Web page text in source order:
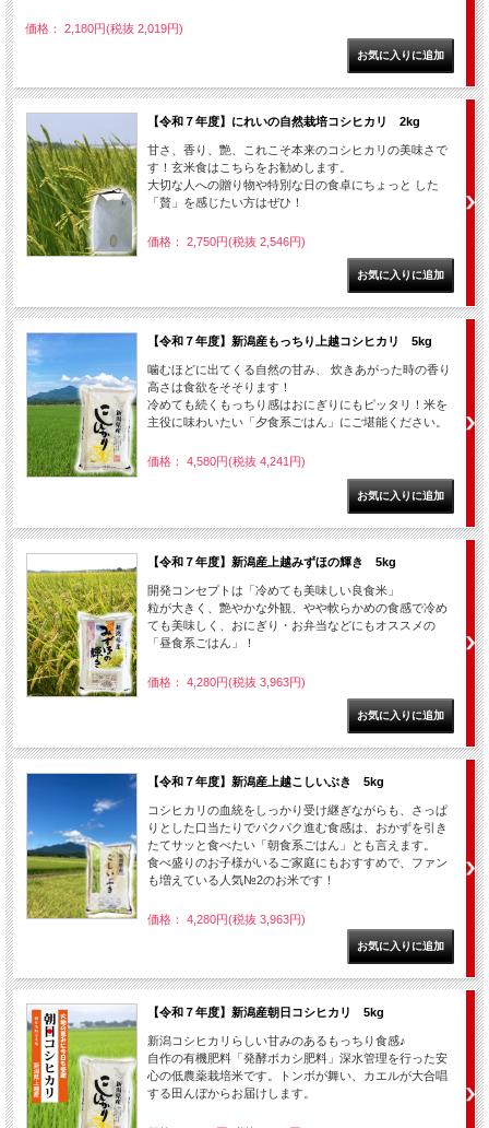
価格： 2,180円(税抜 2,019円)
【令和７年度】にれいの自然栽培コシヒカリ 2kg
甘さ、香り、艶、これこそ本来のコシヒカリの美味さで
す！玄米食はこちらをお勧めします。
大切な人への贈り物や特別な日の食卓にちょっと した
「贅」を感じたい方はぜひ！
価格： 2,750円(税抜 2,546円)
【令和７年度】新潟産もっちり上越コシヒカリ 5kg
噛むほどに出てくる自然の甘み、 炊きあがった時の香り
高さは食欲をそそります！
冷めても続くもっちり感はおにぎりにもピッタリ！米を
主役に味わいたい「夕食系ごはん」にご堪能ください。
価格： 4,580円(税抜 4,241円)
【令和７年度】新潟産上越みずほの輝き 5kg
開発コンセプトは「冷めても美味しい良食米」
粒が大きく、艶やかな外観、やや軟らかめの食感で冷め
ても美味しく、おにぎり・お弁当などにもオススメの
「昼食系ごはん」！
価格： 4,280円(税抜 3,963円)
【令和７年度】新潟産上越こしいぶき 5kg
コシヒカリの血統をしっかり受け継ぎながらも、さっぱ
りとした口当たりでパクパク進む食感は、おかずを引き
たてサッと食べたい「朝食系ごはん」とも言えます。
食べ盛りのお子様がいるご家庭にもおすすめで、ファン
も増えている人気№2のお米です！
価格： 4,280円(税抜 3,963円)
【令和７年度】新潟産朝日コシヒカリ 5kg
新潟コシヒカリらしい甘みのあるもっちり食感♪
自作の有機肥料「発酵ボカシ肥料」深水管理を行った安
心の低農薬栽培米です。トンボが舞い、カエルが大合唱
する田んぼからお届けします。